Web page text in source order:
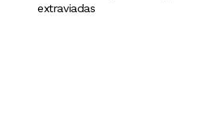
extraviadas